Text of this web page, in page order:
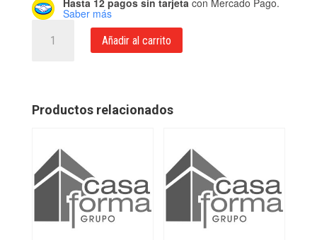
Saber más
INT.C.NUESTROS
cantidad
Añadir al carrito
Productos relacionados